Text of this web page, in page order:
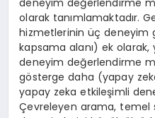
deneyim değerlendirme
olarak tanımlamaktadır.
hizmetlerinin üç deneyim
kapsama alanı) ek olarak,
deneyim değerlendirme
gösterge daha (yapay
yapay zeka etkileşimli
Çevreleyen arama, temel